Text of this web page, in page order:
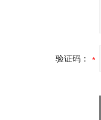
验证码：